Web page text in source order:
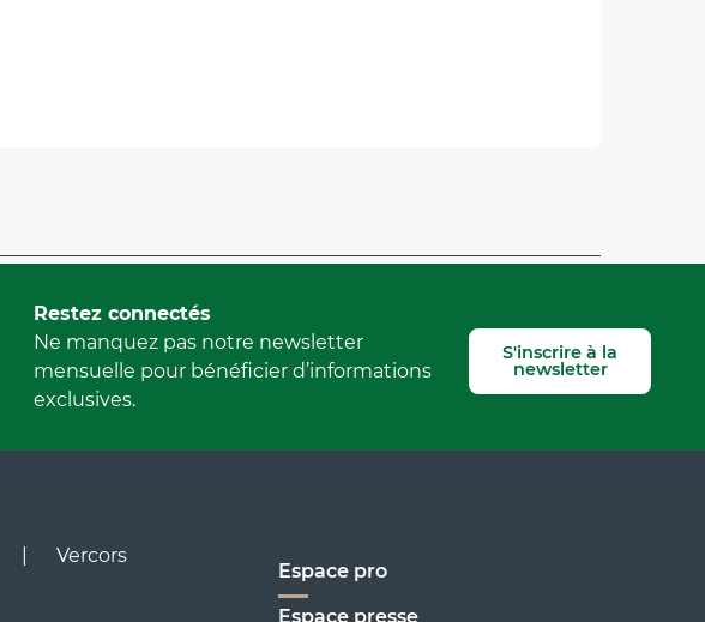
Restez connectés
Ne manquez pas notre newsletter
mensuelle pour bénéficier d’informations
exclusives.
S'inscrire à la
newsletter
Vercors
Espace pro
Espace presse